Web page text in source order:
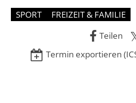
SPORT
FREIZEIT & FAMILIE
Teilen
Termin exportieren